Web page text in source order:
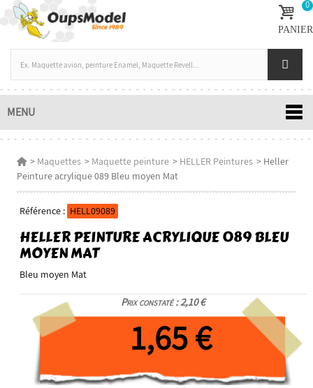
0
PANIER
MENU
> Maquettes > Maquette peinture > HELLER Peintures > Heller
Peinture acrylique 089 Bleu moyen Mat
Référence : HELL09089
HELLER PEINTURE ACRYLIQUE 089 BLEU
MOYEN MAT
Bleu moyen Mat
Prix constaté : 2,10 €
1,65 €